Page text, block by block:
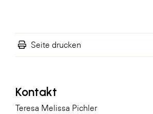
Seite drucken
Kontakt
Teresa Melissa Pichler